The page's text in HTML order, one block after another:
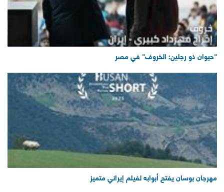
"حيوان ذو رجلين: الخروف" في مصر
مهرجان بوسان يفتح أبوابه لفيلم إيراني متميز